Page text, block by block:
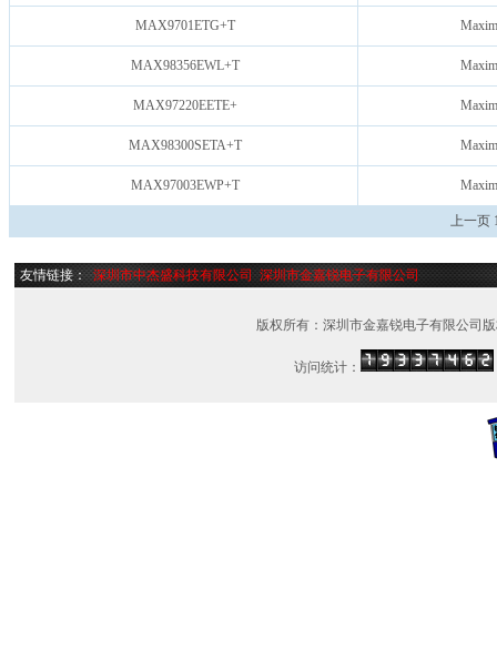
MAX9701ETG+T Maxim
MAX98356EWL+T Maxim
MAX97220EETE+ Maxim
MAX98300SETA+T Maxim
MAX97003EWP+T Maxim
上一页
友情链接： 深圳市中杰盛科技有限公司 深圳市金嘉锐电子有限公司
版权所有：深圳市金嘉锐电子有限公司
访问统计：